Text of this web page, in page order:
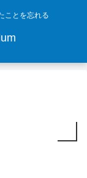
ことを忘れる